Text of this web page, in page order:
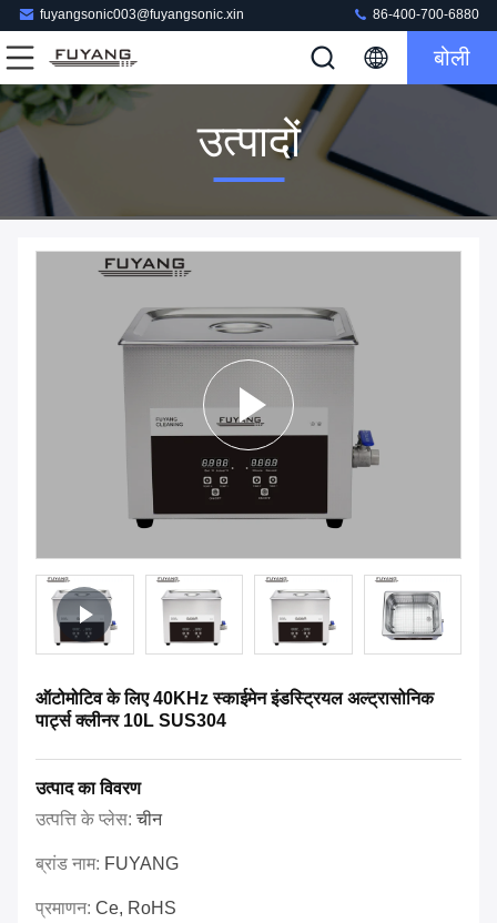
fuyangsonic003@fuyangsonic.xin 86-400-700-6880
बोली
उत्पादों
ऑटोमोटिव के लिए 40KHz स्काईमेन इंडस्ट्रियल अल्ट्रासोनिक
पार्ट्स क्लीनर 10L SUS304
उत्पाद का विवरण
उत्पत्ति के प्लेस:चीन
ब्रांड नाम: FUYANG
प्रमाणन: Ce, RoHS